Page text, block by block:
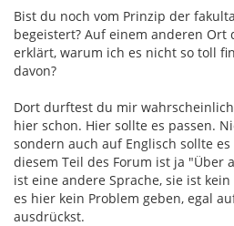
Bist du noch vom Prinzip der
begeistert? Auf einem anderen Ort
erklärt, warum ich es nicht so toll
davon?
Dort durftest du mir
hier schon. Hier sollte es passen.
sondern auch auf Englisch sollte
diesem Teil des Forum ist ja "Über
ist eine andere Sprache, sie ist
es hier kein Problem geben, egal
ausdrückst.